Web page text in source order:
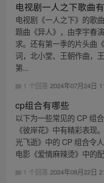
电视剧一人之下歌曲
电视剧《一人之下》的歌
题曲《异人》，由李宇春
求。还有第一季的片头曲
词，北小堂、王朝作曲，
第...
1 个回答 2024年07月24日
cp组合有哪些
以下为一些常见的 CP 组
《彼岸花》中有精彩表现
光飞逝》中的 CP 组合令
电影《爱情麻辣烫》中的
1 个回答 2024年08月22日